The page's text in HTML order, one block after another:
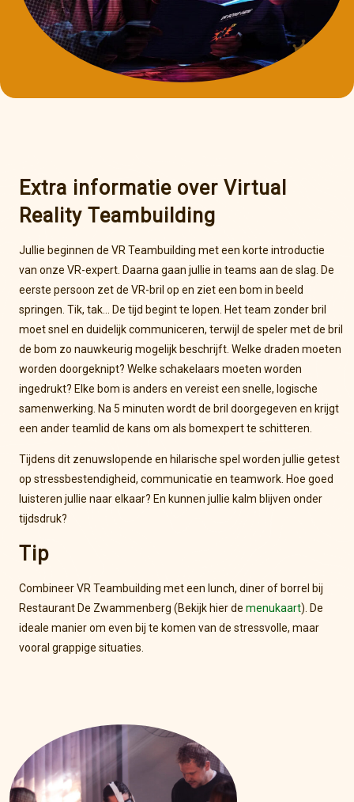
Extra informatie over Virtual
Reality Teambuilding
Jullie beginnen de VR Teambuilding met een korte introductie
van onze VR-expert. Daarna gaan jullie in teams aan de slag. De
eerste persoon zet de VR-bril op en ziet een bom in beeld
springen. Tik, tak… De tijd begint te lopen. Het team zonder bril
moet snel en duidelijk communiceren, terwijl de speler met de bril
de bom zo nauwkeurig mogelijk beschrijft. Welke draden moeten
worden doorgeknipt? Welke schakelaars moeten worden
ingedrukt? Elke bom is anders en vereist een snelle, logische
samenwerking. Na 5 minuten wordt de bril doorgegeven en krijgt
een ander teamlid de kans om als bomexpert te schitteren.
Tijdens dit zenuwslopende en hilarische spel worden jullie getest
op stressbestendigheid, communicatie en teamwork. Hoe goed
luisteren jullie naar elkaar? En kunnen jullie kalm blijven onder
tijdsdruk?
Tip
Combineer VR Teambuilding met een lunch, diner of borrel bij
Restaurant De Zwammenberg (Bekijk hier de menukaart). De
ideale manier om even bij te komen van de stressvolle, maar
vooral grappige situaties.